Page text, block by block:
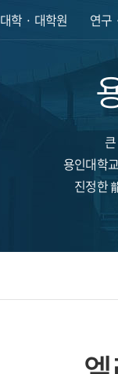
대학 · 대학원 연구
용인대학
진정한